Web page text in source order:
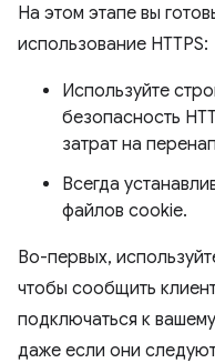
На этом этапе вы
использование HTTPS:
Используйте
безопасность
затрат на
Всегда
файлов cookie.
Во-первых,
чтобы сообщить
подключаться к
даже если они